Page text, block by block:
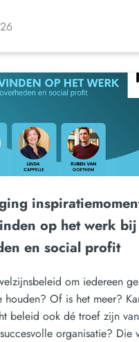
op het werk
en social profit
om iedereen
houden? Of is het meer?
beleid ook dé troef zijn
organisatie? Die